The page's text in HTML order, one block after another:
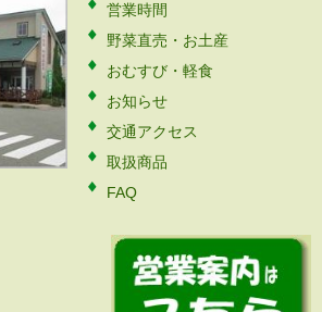
営業時間
野菜直売・お土産
おむすび・軽食
お知らせ
交通アクセス
取扱商品
FAQ